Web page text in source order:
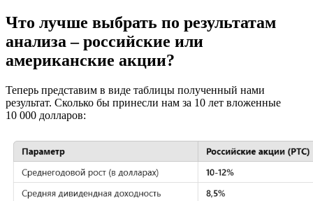
Что лучше выбрать по результатам
анализа – российские или
американские акции?
Теперь представим в виде таблицы полученный нами
результат. Сколько бы принесли нам за 10 лет вложенные
10 000 долларов: